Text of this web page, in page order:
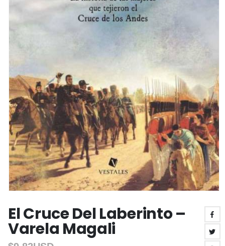
El Cruce Del Laberinto –
Varela Magali